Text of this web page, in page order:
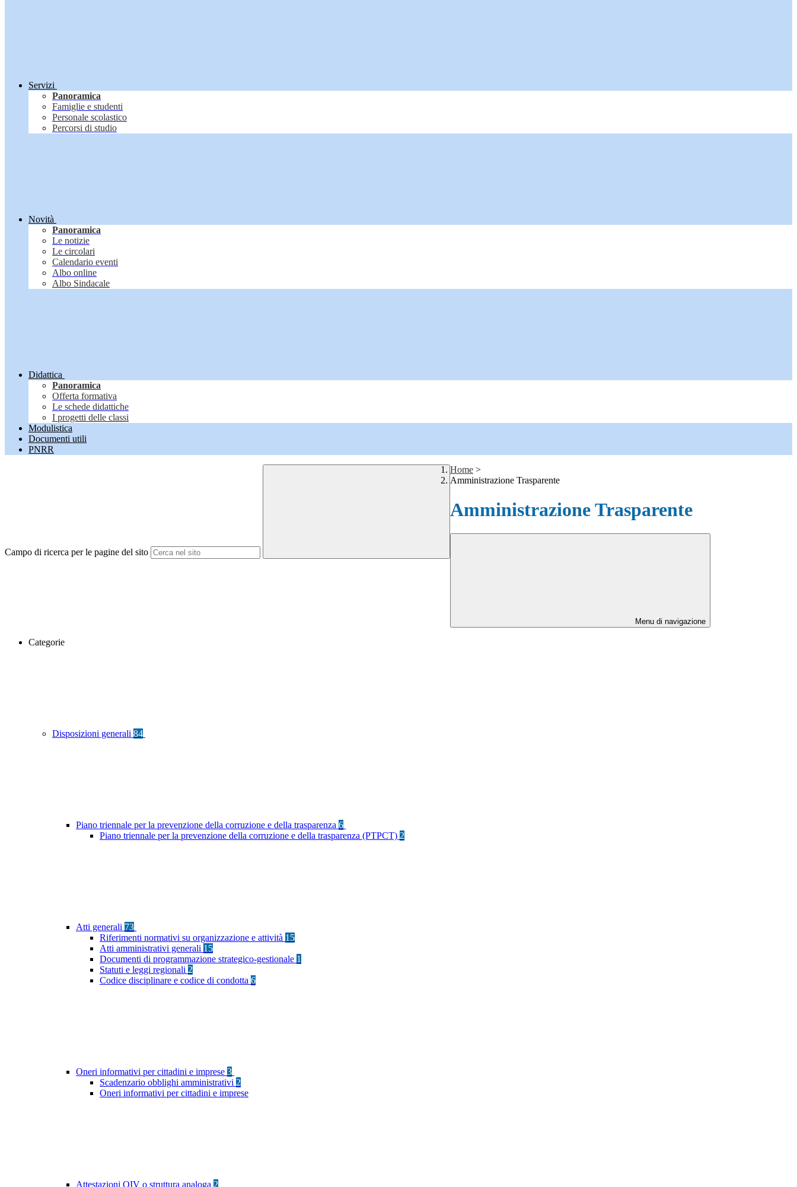
Servizi
Panoramica
Famiglie e studenti
Personale scolastico
Percorsi di studio
Novità
Panoramica
Le notizie
Le circolari
Calendario eventi
Albo online
Albo Sindacale
Didattica
Panoramica
Offerta formativa
Le schede didattiche
I progetti delle classi
Modulistica
Documenti utili
PNRR
Campo di ricerca per le pagine del sito
Home >
Amministrazione Trasparente
Amministrazione Trasparente
Menu di navigazione
Categorie
Disposizioni generali 84
Piano triennale per la prevenzione della corruzione e della trasparenza 6
Piano triennale per la prevenzione della corruzione e della trasparenza (PTPCT) 2
Atti generali 73
Riferimenti normativi su organizzazione e attività 15
Atti amministrativi generali 15
Documenti di programmazione strategico-gestionale 1
Statuti e leggi regionali 2
Codice disciplinare e codice di condotta 6
Oneri informativi per cittadini e imprese 3
Scadenzario obblighi amministrativi 2
Oneri informativi per cittadini e imprese
Attestazioni OIV o struttura analoga 2